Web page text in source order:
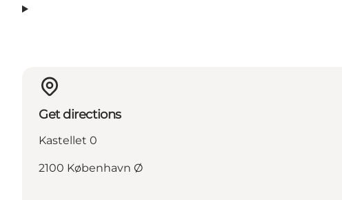
Get directions
Kastellet 0
2100 København Ø